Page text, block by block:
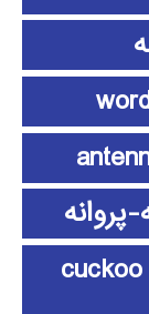
الگوریتم جستجوی فاخته cuckoo